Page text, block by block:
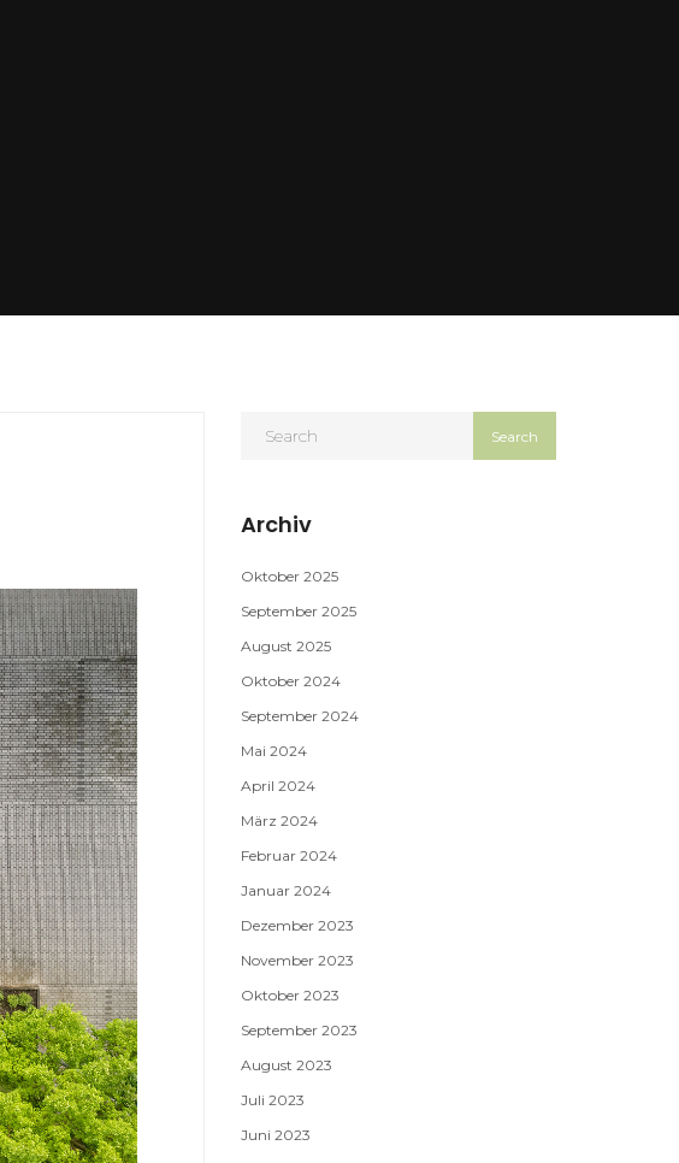
Archiv
Oktober 2025
September 2025
August 2025
Oktober 2024
September 2024
Mai 2024
April 2024
März 2024
Februar 2024
Januar 2024
Dezember 2023
November 2023
Oktober 2023
September 2023
August 2023
Juli 2023
Juni 2023